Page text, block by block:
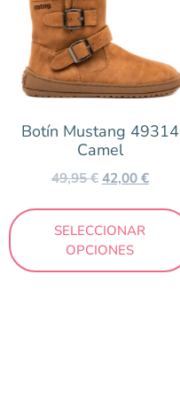
Botín Mustang 49314
Camel
49,95€ 42,00€
SELECCIONAR
OPCIONES